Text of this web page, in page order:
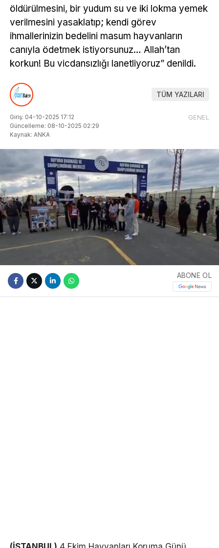
öldürülmesini, bir yudum su ve iki lokma yemek
verilmesini yasaklatıp; kendi görev
ihmallerinizin bedelini masum hayvanların
canıyla ödetmek istiyorsunuz… Allah’tan
korkun! Bu vicdansızlığı lanetliyoruz” denildi.
TÜM YAZILARI
Giriş: 04-10-2025 17:12
Güncelleme: 08-10-2025 02:29
Kaynak: ANKA
GENEL
ABONE OL